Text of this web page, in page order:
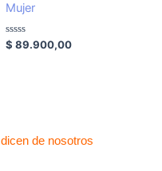
Mujer
Valorado
con
$ 89.900,00
dicen de nosotros